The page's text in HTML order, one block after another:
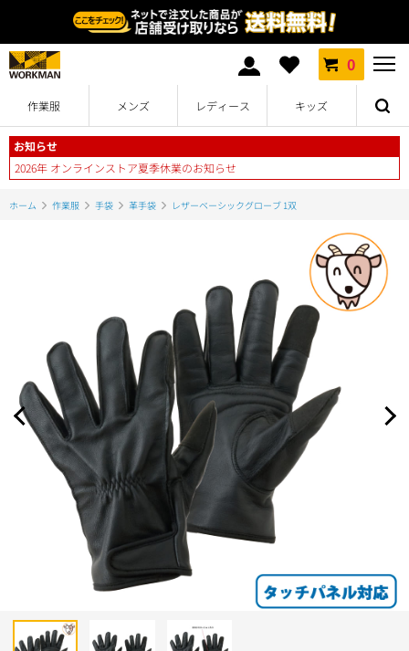
0
作業服 メンズ レディース キッズ
お知らせ
2026年 オンラインストア夏季休業のお知らせ
ホーム 作業服 手袋 革手袋 レザーベーシックグローブ 1双